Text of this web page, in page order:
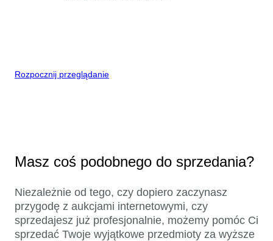
Rozpocznij przeglądanie
Masz coś podobnego do sprzedania?
Niezależnie od tego, czy dopiero zaczynasz
przygodę z aukcjami internetowymi, czy
sprzedajesz już profesjonalnie, możemy pomóc Ci
sprzedać Twoje wyjątkowe przedmioty za wyższe